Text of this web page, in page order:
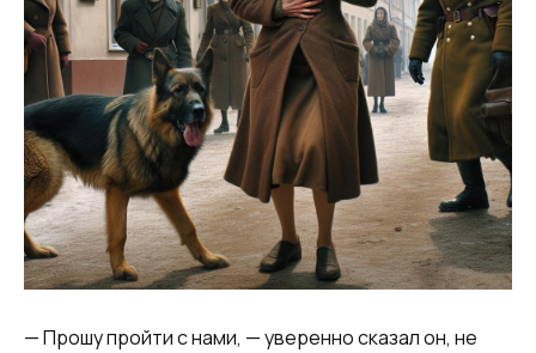
— Прошу пройти с нами, — уверенно сказал он, не